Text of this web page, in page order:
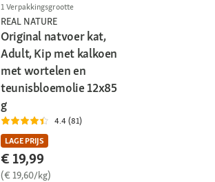
1 Verpakkingsgrootte
REAL NATURE
Original natvoer kat,
Adult, Kip met kalkoen
met wortelen en
teunisbloemolie 12x85
g
4.4 (81)
LAGE PRIJS
€ 19,99
(€ 19,60/kg)